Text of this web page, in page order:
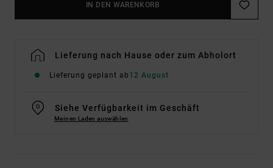
IN DEN WARENKORB
Lieferung nach Hause oder zum Abholort
Lieferung geplant ab 12 August
Siehe Verfügbarkeit im Geschäft
Meinen Laden auswählen